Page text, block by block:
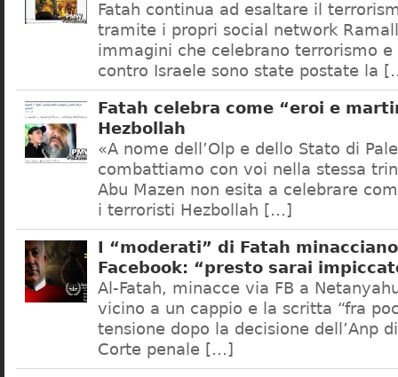
Fatah continua ad esaltare il
tramite i propri social network
immagini che celebrano terrorismo e
contro Israele sono state postate la
Fatah celebra come “eroi e
Hezbollah
«A nome dell’Olp e dello Stato di
combattiamo con voi nella stessa
Abu Mazen non esita a celebrare
i terroristi Hezbollah […]
I “moderati” di Fatah
Facebook: “presto sarai
Al-Fatah, minacce via FB a
vicino a un cappio e la scritta “fra
tensione dopo la decisione dell’Anp
Corte penale […]